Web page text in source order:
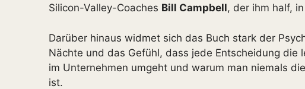
Silicon-Valley-Coaches Bill Campbell, der ihm half,
Darüber hinaus widmet sich das Buch stark der
Nächte und das Gefühl, dass jede Entscheidung
im Unternehmen umgeht und warum man niemals
ist.